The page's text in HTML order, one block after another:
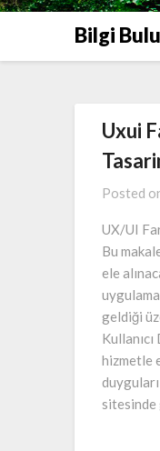
Bilgi
Uxui
Posted
UX/UI
Bu
ele
geldiği
hizmetle
sitesinde